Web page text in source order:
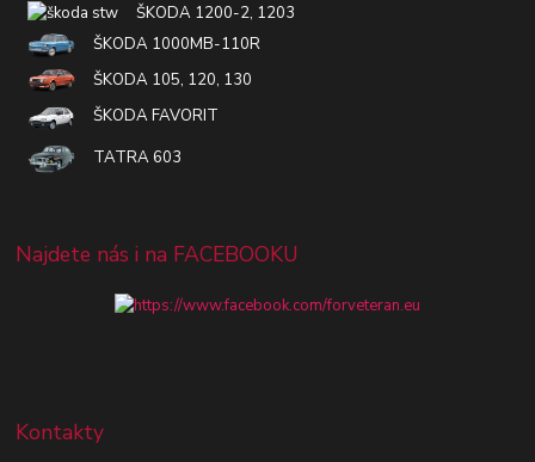
ŠKODA 1200-2, 1203
ŠKODA 1000MB-110R
ŠKODA 105, 120, 130
ŠKODA FAVORIT
TATRA 603
Najdete nás i na FACEBOOKU
Kontakty